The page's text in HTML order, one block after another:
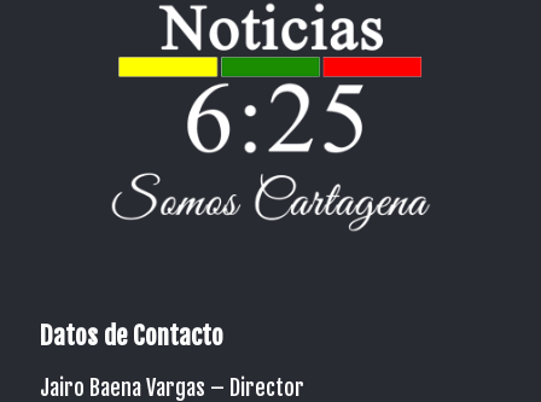
Datos de Contacto
Jairo Baena Vargas – Director